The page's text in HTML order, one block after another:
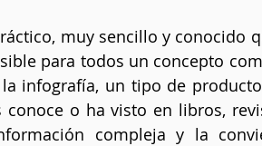
muy sencillo y conocido
para todos un concepto
infografía, un tipo de
o ha visto en libros,
compleja y la